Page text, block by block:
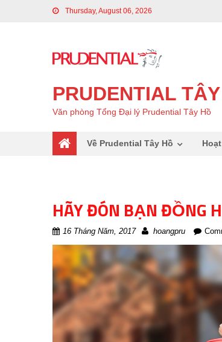
Thursday, August 06, 2026
PRUDENTIAL
Văn phòng Tổng Đại lý Prudential Tây Hồ
Về Prudential Tây Hồ
HÃY ĐÓN BẠN ĐỒNG
16 Tháng Năm, 2017 hoangpru